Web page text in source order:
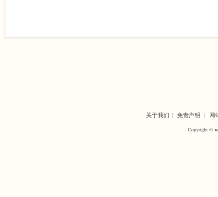
关于我们 免责声明 网
Copyright ©